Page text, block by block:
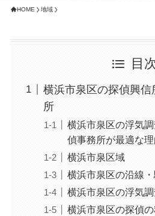
HOME 地域
目
横浜市泉区の探偵興
所
横浜市泉区の浮気
偵事務所が最適な理
横浜市泉区域
横浜市泉区の沿線
横浜市泉区の浮気
横浜市泉区の探偵